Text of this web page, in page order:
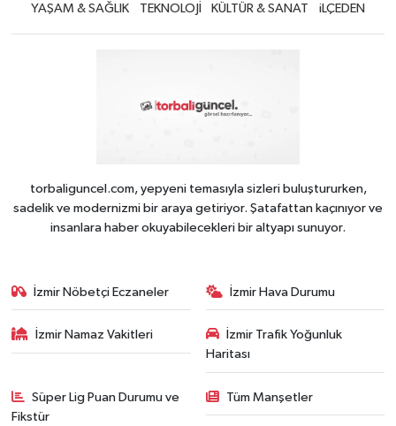
YAŞAM & SAĞLIK
TEKNOLOJİ KÜLTÜR & SANAT iLÇEDEN
torbaliguncel.com, yepyeni temasıyla sizleri buluştururken,
sadelik ve modernizmi bir araya getiriyor. Şatafattan kaçınıyor ve
insanlara haber okuyabilecekleri bir altyapı sunuyor.
İzmir Nöbetçi Eczaneler İzmir Hava Durumu
İzmir Namaz Vakitleri
İzmir Trafik Yoğunluk
Haritası
Süper Lig Puan Durumu ve
Fikstür
Tüm Manşetler